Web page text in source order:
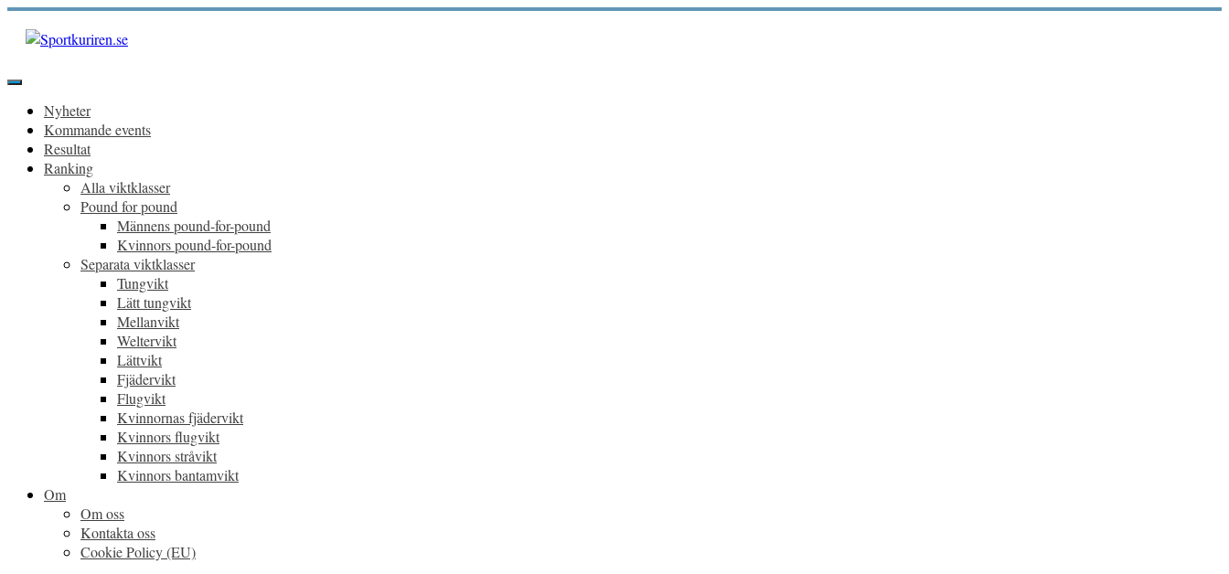
Hoppa
innehåll
Primär
Nyheter
Kommande events
Resultat
Ranking
Alla viktklasser
Pound for pound
Männens pound-for-pound
Kvinnors pound-for-pound
Separata viktklasser
Tungvikt
Lätt tungvikt
Mellanvikt
Weltervikt
Lättvikt
Fjädervikt
Flugvikt
Kvinnornas fjädervikt
Kvinnors flugvikt
Kvinnors stråvikt
Kvinnors bantamvikt
Om
Om oss
Kontakta oss
Cookie Policy (EU)